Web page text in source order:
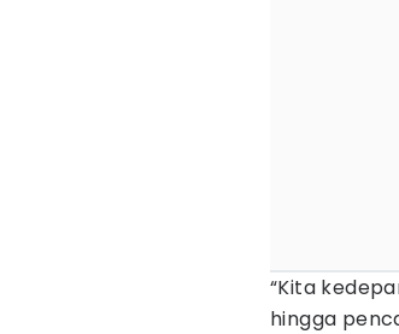
“Kita
hingga